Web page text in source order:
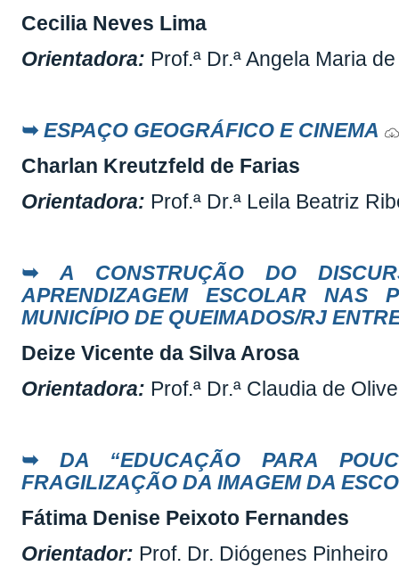
Cecilia Neves Lima
Orientadora: Prof.ª Dr.ª Angela Maria
➥ ESPAÇO GEOGRÁFICO E CINEMA
Charlan Kreutzfeld de Farias
Orientadora: Prof.ª Dr.ª Leila Beatriz
➥
A CONSTRUÇÃO DO
APRENDIZAGEM ESCOLAR NAS
MUNICÍPIO DE QUEIMADOS/RJ
Deize Vicente da Silva Arosa
Orientadora: Prof.ª Dr.ª Claudia de
➥
DA “EDUCAÇÃO PARA
FRAGILIZAÇÃO DA IMAGEM DA
Fátima Denise Peixoto Fernandes
Orientador: Prof. Dr. Diógenes Pinheiro